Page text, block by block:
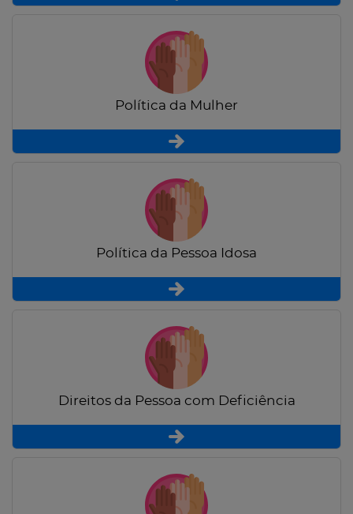
Política da Mulher
Política da Pessoa Idosa
Direitos da Pessoa com Deficiência